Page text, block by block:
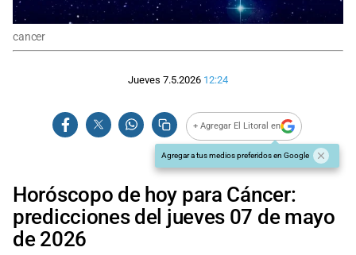
cancer
Jueves 7.5.2026 12:24
+ Agregar El Litoral en
Agregar a tus medios preferidos en Google
Horóscopo de hoy para Cáncer:
predicciones del jueves 07 de mayo
de 2026